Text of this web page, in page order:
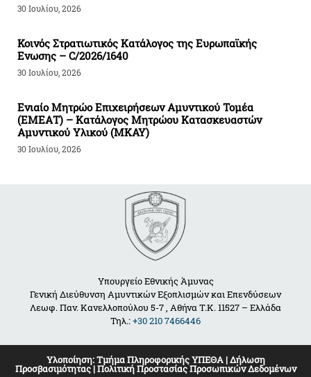
30 Ιουλίου, 2026
Κοινός Στρατιωτικός Κατάλογος της Ευρωπαϊκής
Ενωσης – C/2026/1640
30 Ιουλίου, 2026
Ενιαίο Μητρώο Επιχειρήσεων Αμυντικού Τομέα
(ΕΜΕΑΤ) – Κατάλογος Μητρώου Κατασκευαστών
Αμυντικού Υλικού (ΜΚΑΥ)
30 Ιουλίου, 2026
Υπουργείο Εθνικής Άμυνας
Γενική Διεύθυνση Αμυντικών Εξοπλισμών και Επενδύσεων
Λεωφ. Παν. Κανελλοπούλου 5-7 , Αθήνα Τ.Κ. 11527 – Ελλάδα
Τηλ.:+30 210 7466446
Υλοποίηση:Τμήμα Πληροφορικής ΥΠΕΘΑ|Δήλωση
Προσβασιμότητας|Πολιτική Προστασίας Προσωπικών Δεδομένων